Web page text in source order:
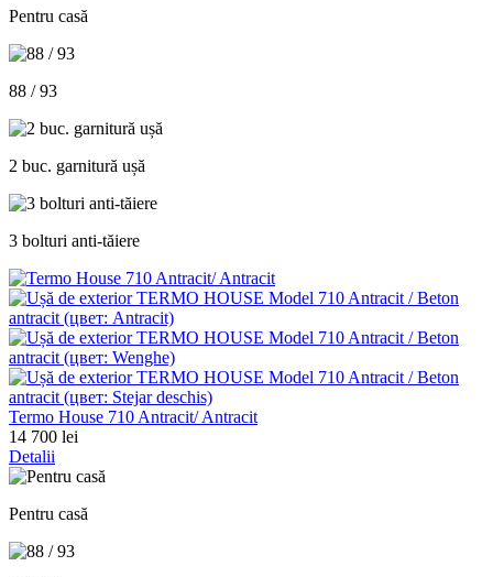
Pentru casă
88 / 93
2 buc. garnitură ușă
3 bolturi anti-tăiere
Termo House 710 Antracit/ Antracit
14 700 lei
Detalii
Pentru casă